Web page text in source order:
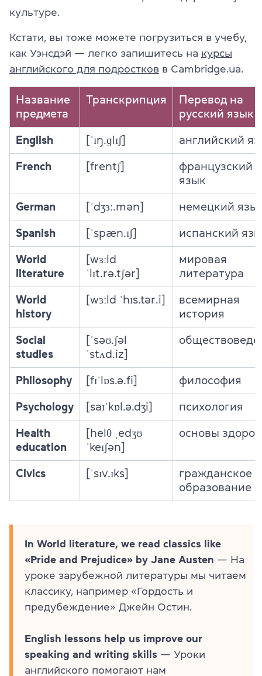
культуре.
Кстати, вы тоже можете погрузиться в учебу,
как Уэнсдэй — легко запишитесь на курсы
английского для подростков в Cambridge.ua.
Название
предмета
Транскрипция
Перевод на
русский язык
English [ˈɪŋ.ɡlɪʃ] английский
French [frentʃ]
французский
язык
German [ˈdʒɜː.mən] немецкий
Spanish [ˈspæn.ɪʃ] испанский
World
literature
[wɜːld
ˈlɪt.rə.tʃər]
мировая
литература
World
history
[wɜːld ˈhɪs.tər.i]
всемирная
история
Social
studies
[ˈsəʊ.ʃəl
ˈstʌd.iz]
Philosophy [fɪˈlɒs.ə.fi] философия
Psychology [saɪˈkɒl.ə.dʒi] психология
Health
education
[helθ ˌedʒʊ
ˈkeɪʃən]
основы
Civics [ˈsɪv.ɪks]
гражданское
образование
In World literature, we read classics like
«Pride and Prejudice» by Jane Austen — На
уроке зарубежной литературы мы читаем
классику, например «Гордость и
предубеждение» Джейн Остин.
English lessons help us improve our
speaking and writing skills — Уроки
английского помогают нам